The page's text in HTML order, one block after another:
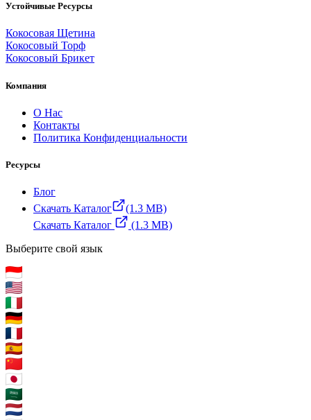
Устойчивые Ресурсы
Кокосовая Щетина
Кокосовый Торф
Кокосовый Брикет
Компания
О Нас
Контакты
Политика Конфиденциальности
Ресурсы
Блог
Скачать Каталог
(1.3 MB)
Скачать Каталог
(1.3 MB)
Выберите свой язык